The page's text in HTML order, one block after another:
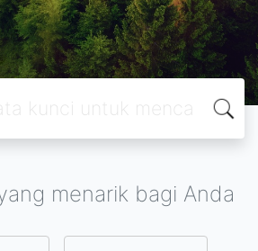
menarik bagi Anda